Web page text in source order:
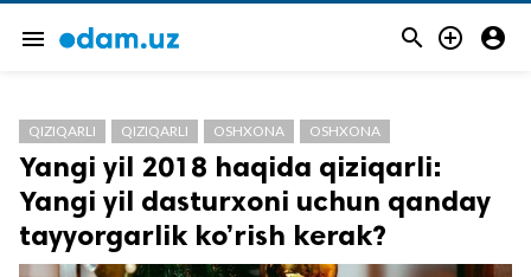
menu   
QIZIQARLI QIZIQARLI OSHXONA OSHXONA
Yangi yil 2018 haqida qiziqarli:
Yangi yil dasturxoni uchun qanday
tayyorgarlik ko’rish kerak?